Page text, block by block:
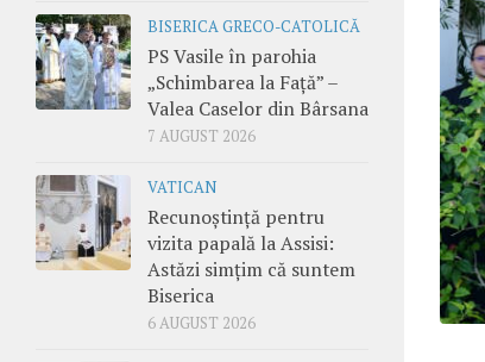
BISERICA GRECO-CATOLICĂ
PS Vasile în parohia
„Schimbarea la Față” –
Valea Caselor din Bârsana
7 AUGUST 2026
VATICAN
Recunoștință pentru
vizita papală la Assisi:
Astăzi simțim că suntem
Biserica
6 AUGUST 2026